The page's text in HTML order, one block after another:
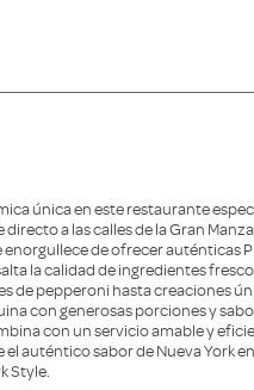
única en este restaurante
a las calles de la Gran
de ofrecer auténticas
la calidad de ingredientes
de pepperoni hasta creaciones
con generosas porciones y
con un servicio amable y
auténtico sabor de Nueva York
Style.